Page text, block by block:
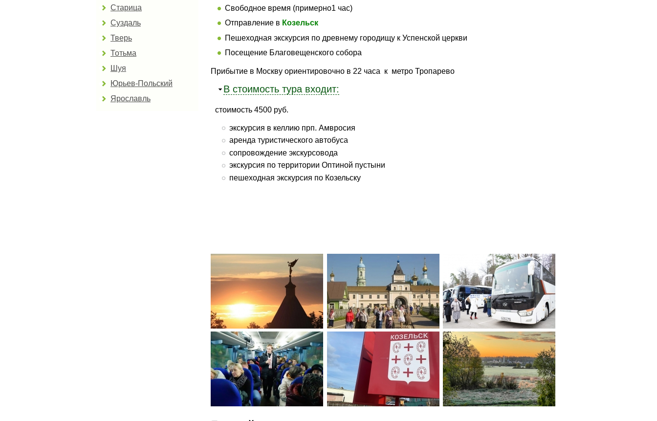
Старица
Суздаль
Тверь
Тотьма
Шуя
Юрьев-Польский
Ярославль
Свободное время (примерно1 час)
Отправление в Козельск
Пешеходная экскурсия по древнему городищу к Успенской церкви
Посещение Благовещенского собора
Прибытие в Москву ориентировочно в 22 часа к метро Тропарево
Убрать
В стоимость тура входит:
стоимость 4500 руб.
экскурсия в келлию прп. Амвросия
аренда туристического автобуса
сопровождение экскурсовода
экскурсия по территории Оптиной пустыни
пешеходная экскурсия по Козельску